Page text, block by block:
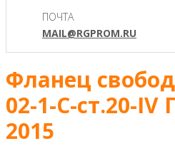
ПОЧТА
MAIL@RGPROM.RU
Фланец
02-1-С-ст.20-IV
2015